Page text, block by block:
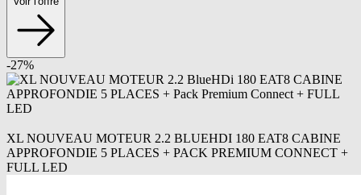
-27%
XL NOUVEAU MOTEUR 2.2 BLUEHDI 180 EAT8 CABINE
APPROFONDIE 5 PLACES + PACK PREMIUM CONNECT +
FULL LED